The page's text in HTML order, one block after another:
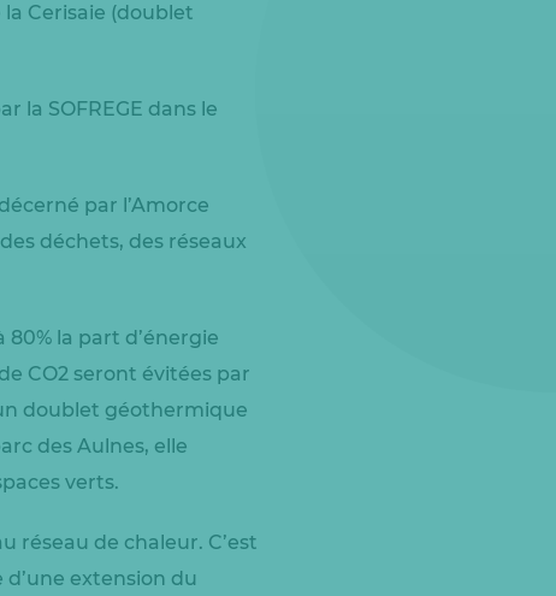
Cerisaie (doublet
la SOFREGE dans le
par l’Amorce
déchets, des réseaux
la part d’énergie
CO2 seront évitées par
doublet géothermique
des Aulnes, elle
verts.
réseau de chaleur. C’est
extension du